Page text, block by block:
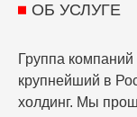
ОБ УСЛУГЕ
Группа компаний
крупнейший в
холдинг. Мы